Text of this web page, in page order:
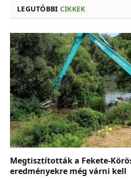
LEGUTÓBBI CIKKEK
Megtisztították a Fekete-
eredményekre még várni kell